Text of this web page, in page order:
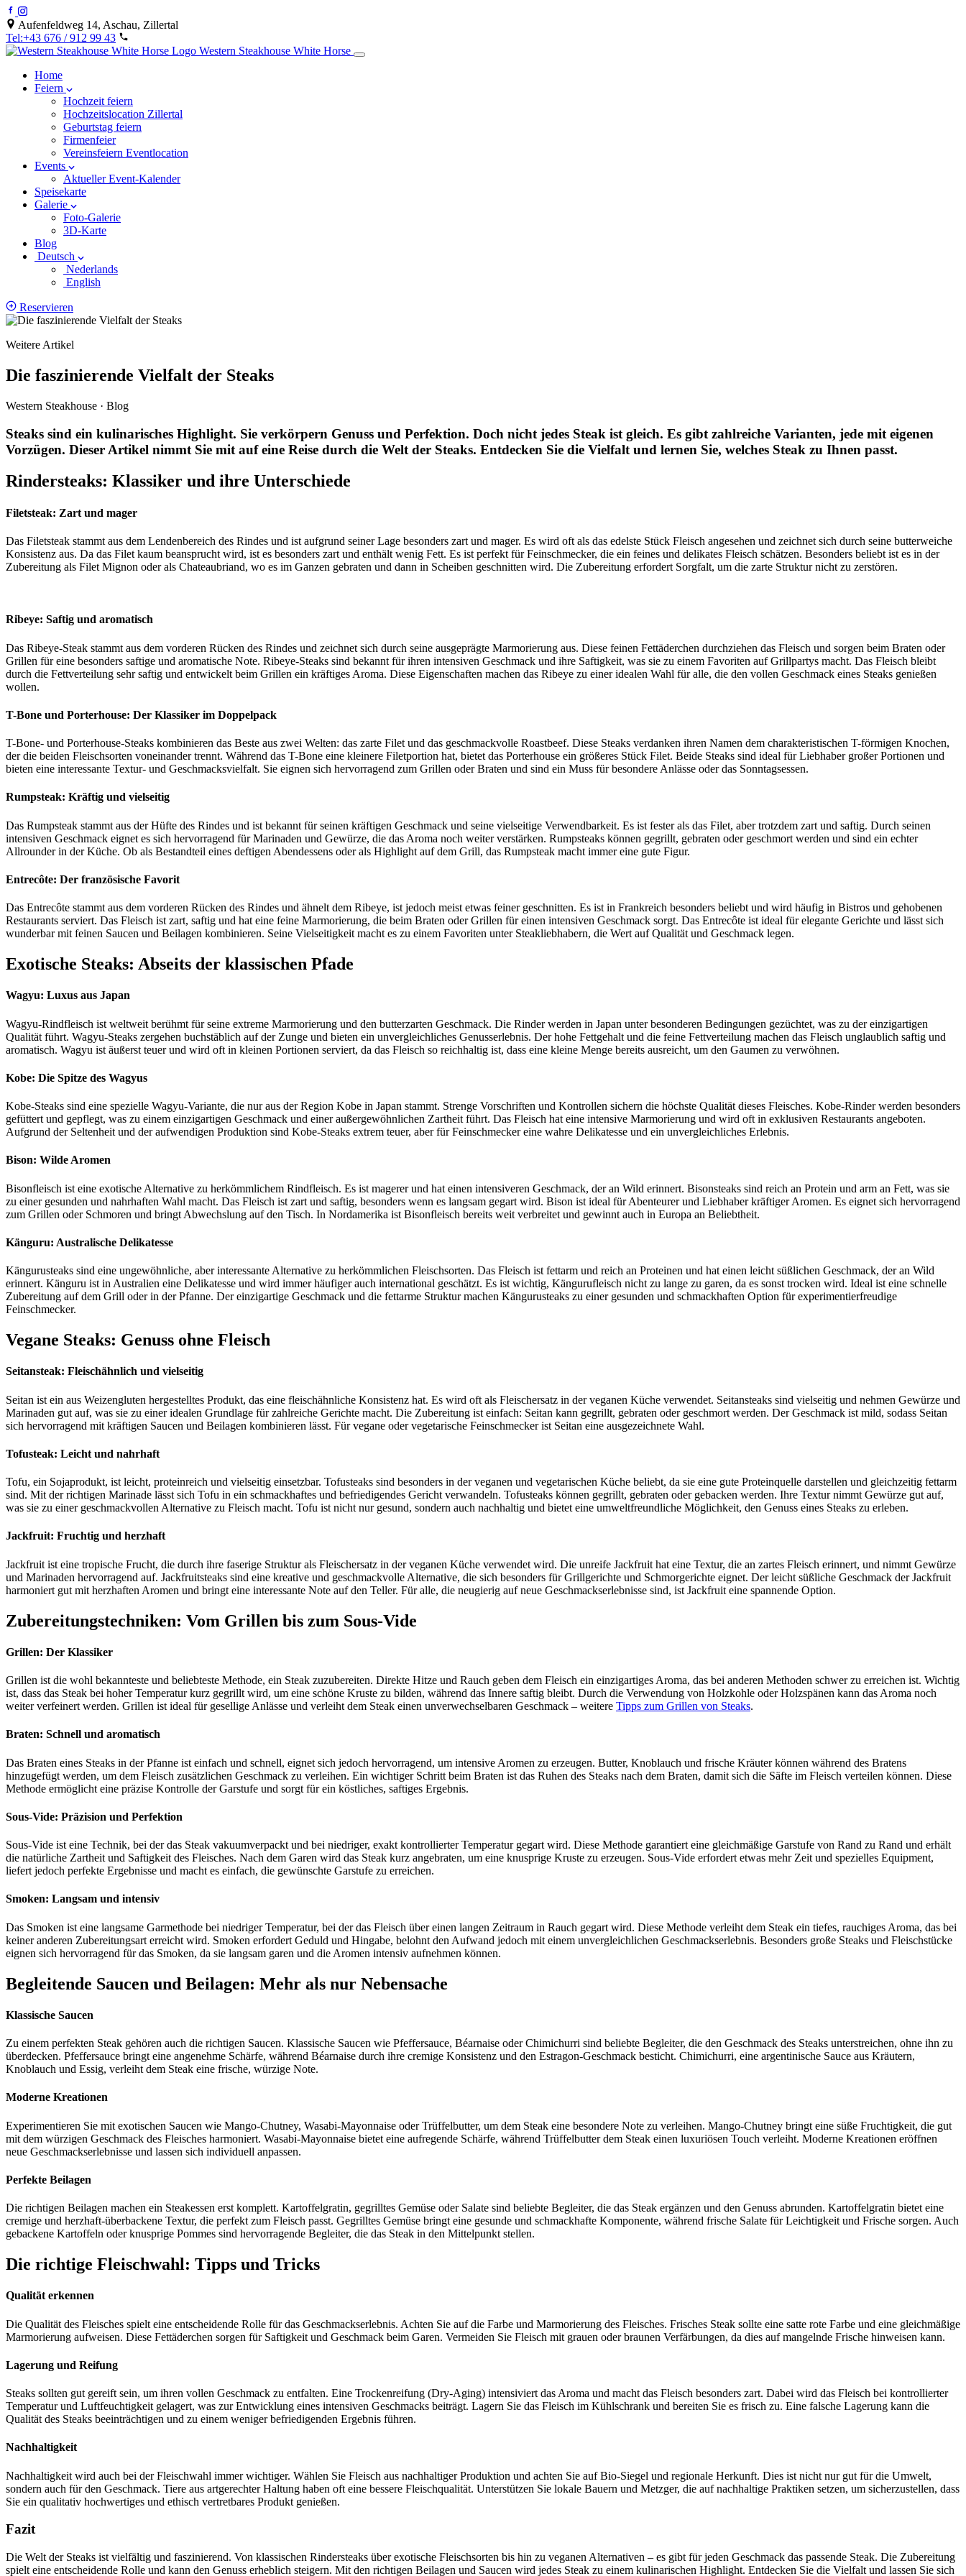
Aufenfeldweg 14, Aschau, Zillertal
Tel:+43 676 / 912 99 43
Western Steakhouse White Horse
Home
Feiern
Hochzeit feiern
Hochzeitslocation Zillertal
Geburtstag feiern
Firmenfeier
Vereinsfeiern Eventlocation
Events
Aktueller Event-Kalender
Speisekarte
Galerie
Foto-Galerie
3D-Karte
Blog
Deutsch
Nederlands
English
Reservieren
Weitere Artikel
Die faszinierende Vielfalt der Steaks
Western Steakhouse · Blog
Steaks sind ein kulinarisches Highlight. Sie verkörpern Genuss und Perfektion. Doch nicht jedes Steak ist gleich. Es gibt zahlreiche Varianten, jede mit eigenen
Vorzügen. Dieser Artikel nimmt Sie mit auf eine Reise durch die Welt der Steaks. Entdecken Sie die Vielfalt und lernen Sie, welches Steak zu Ihnen passt.
Rindersteaks: Klassiker und ihre Unterschiede
Filetsteak: Zart und mager
Das Filetsteak stammt aus dem Lendenbereich des Rindes und ist aufgrund seiner Lage besonders zart und mager. Es wird oft als das edelste Stück Fleisch angesehen und zeichnet sich durch seine butterweiche
Konsistenz aus. Da das Filet kaum beansprucht wird, ist es besonders zart und enthält wenig Fett. Es ist perfekt für Feinschmecker, die ein feines und delikates Fleisch schätzen. Besonders beliebt ist es in der
Zubereitung als Filet Mignon oder als Chateaubriand, wo es im Ganzen gebraten und dann in Scheiben geschnitten wird. Die Zubereitung erfordert Sorgfalt, um die zarte Struktur nicht zu zerstören.
Ribeye: Saftig und aromatisch
Das Ribeye-Steak stammt aus dem vorderen Rücken des Rindes und zeichnet sich durch seine ausgeprägte Marmorierung aus. Diese feinen Fettäderchen durchziehen das Fleisch und sorgen beim Braten oder
Grillen für eine besonders saftige und aromatische Note. Ribeye-Steaks sind bekannt für ihren intensiven Geschmack und ihre Saftigkeit, was sie zu einem Favoriten auf Grillpartys macht. Das Fleisch bleibt
durch die Fettverteilung sehr saftig und entwickelt beim Grillen ein kräftiges Aroma. Diese Eigenschaften machen das Ribeye zu einer idealen Wahl für alle, die den vollen Geschmack eines Steaks genießen
wollen.
T-Bone und Porterhouse: Der Klassiker im Doppelpack
T-Bone- und Porterhouse-Steaks kombinieren das Beste aus zwei Welten: das zarte Filet und das geschmackvolle Roastbeef. Diese Steaks verdanken ihren Namen dem charakteristischen T-förmigen Knochen,
der die beiden Fleischsorten voneinander trennt. Während das T-Bone eine kleinere Filetportion hat, bietet das Porterhouse ein größeres Stück Filet. Beide Steaks sind ideal für Liebhaber großer Portionen und
bieten eine interessante Textur- und Geschmacksvielfalt. Sie eignen sich hervorragend zum Grillen oder Braten und sind ein Muss für besondere Anlässe oder das Sonntagsessen.
Rumpsteak: Kräftig und vielseitig
Das Rumpsteak stammt aus der Hüfte des Rindes und ist bekannt für seinen kräftigen Geschmack und seine vielseitige Verwendbarkeit. Es ist fester als das Filet, aber trotzdem zart und saftig. Durch seinen
intensiven Geschmack eignet es sich hervorragend für Marinaden und Gewürze, die das Aroma noch weiter verstärken. Rumpsteaks können gegrillt, gebraten oder geschmort werden und sind ein echter
Allrounder in der Küche. Ob als Bestandteil eines deftigen Abendessens oder als Highlight auf dem Grill, das Rumpsteak macht immer eine gute Figur.
Entrecôte: Der französische Favorit
Das Entrecôte stammt aus dem vorderen Rücken des Rindes und ähnelt dem Ribeye, ist jedoch meist etwas feiner geschnitten. Es ist in Frankreich besonders beliebt und wird häufig in Bistros und gehobenen
Restaurants serviert. Das Fleisch ist zart, saftig und hat eine feine Marmorierung, die beim Braten oder Grillen für einen intensiven Geschmack sorgt. Das Entrecôte ist ideal für elegante Gerichte und lässt sich
wunderbar mit feinen Saucen und Beilagen kombinieren. Seine Vielseitigkeit macht es zu einem Favoriten unter Steakliebhabern, die Wert auf Qualität und Geschmack legen.
Exotische Steaks: Abseits der klassischen Pfade
Wagyu: Luxus aus Japan
Wagyu-Rindfleisch ist weltweit berühmt für seine extreme Marmorierung und den butterzarten Geschmack. Die Rinder werden in Japan unter besonderen Bedingungen gezüchtet, was zu der einzigartigen
Qualität führt. Wagyu-Steaks zergehen buchstäblich auf der Zunge und bieten ein unvergleichliches Genusserlebnis. Der hohe Fettgehalt und die feine Fettverteilung machen das Fleisch unglaublich saftig und
aromatisch. Wagyu ist äußerst teuer und wird oft in kleinen Portionen serviert, da das Fleisch so reichhaltig ist, dass eine kleine Menge bereits ausreicht, um den Gaumen zu verwöhnen.
Kobe: Die Spitze des Wagyus
Kobe-Steaks sind eine spezielle Wagyu-Variante, die nur aus der Region Kobe in Japan stammt. Strenge Vorschriften und Kontrollen sichern die höchste Qualität dieses Fleisches. Kobe-Rinder werden besonders
gefüttert und gepflegt, was zu einem einzigartigen Geschmack und einer außergewöhnlichen Zartheit führt. Das Fleisch hat eine intensive Marmorierung und wird oft in exklusiven Restaurants angeboten.
Aufgrund der Seltenheit und der aufwendigen Produktion sind Kobe-Steaks extrem teuer, aber für Feinschmecker eine wahre Delikatesse und ein unvergleichliches Erlebnis.
Bison: Wilde Aromen
Bisonfleisch ist eine exotische Alternative zu herkömmlichem Rindfleisch. Es ist magerer und hat einen intensiveren Geschmack, der an Wild erinnert. Bisonsteaks sind reich an Protein und arm an Fett, was sie
zu einer gesunden und nahrhaften Wahl macht. Das Fleisch ist zart und saftig, besonders wenn es langsam gegart wird. Bison ist ideal für Abenteurer und Liebhaber kräftiger Aromen. Es eignet sich hervorragend
zum Grillen oder Schmoren und bringt Abwechslung auf den Tisch. In Nordamerika ist Bisonfleisch bereits weit verbreitet und gewinnt auch in Europa an Beliebtheit.
Känguru: Australische Delikatesse
Kängurusteaks sind eine ungewöhnliche, aber interessante Alternative zu herkömmlichen Fleischsorten. Das Fleisch ist fettarm und reich an Proteinen und hat einen leicht süßlichen Geschmack, der an Wild
erinnert. Känguru ist in Australien eine Delikatesse und wird immer häufiger auch international geschätzt. Es ist wichtig, Kängurufleisch nicht zu lange zu garen, da es sonst trocken wird. Ideal ist eine schnelle
Zubereitung auf dem Grill oder in der Pfanne. Der einzigartige Geschmack und die fettarme Struktur machen Kängurusteaks zu einer gesunden und schmackhaften Option für experimentierfreudige
Feinschmecker.
Vegane Steaks: Genuss ohne Fleisch
Seitansteak: Fleischähnlich und vielseitig
Seitan ist ein aus Weizengluten hergestelltes Produkt, das eine fleischähnliche Konsistenz hat. Es wird oft als Fleischersatz in der veganen Küche verwendet. Seitansteaks sind vielseitig und nehmen Gewürze und
Marinaden gut auf, was sie zu einer idealen Grundlage für zahlreiche Gerichte macht. Die Zubereitung ist einfach: Seitan kann gegrillt, gebraten oder geschmort werden. Der Geschmack ist mild, sodass Seitan
sich hervorragend mit kräftigen Saucen und Beilagen kombinieren lässt. Für vegane oder vegetarische Feinschmecker ist Seitan eine ausgezeichnete Wahl.
Tofusteak: Leicht und nahrhaft
Tofu, ein Sojaprodukt, ist leicht, proteinreich und vielseitig einsetzbar. Tofusteaks sind besonders in der veganen und vegetarischen Küche beliebt, da sie eine gute Proteinquelle darstellen und gleichzeitig fettarm
sind. Mit der richtigen Marinade lässt sich Tofu in ein schmackhaftes und befriedigendes Gericht verwandeln. Tofusteaks können gegrillt, gebraten oder gebacken werden. Ihre Textur nimmt Gewürze gut auf,
was sie zu einer geschmackvollen Alternative zu Fleisch macht. Tofu ist nicht nur gesund, sondern auch nachhaltig und bietet eine umweltfreundliche Möglichkeit, den Genuss eines Steaks zu erleben.
Jackfruit: Fruchtig und herzhaft
Jackfruit ist eine tropische Frucht, die durch ihre faserige Struktur als Fleischersatz in der veganen Küche verwendet wird. Die unreife Jackfruit hat eine Textur, die an zartes Fleisch erinnert, und nimmt Gewürze
und Marinaden hervorragend auf. Jackfruitsteaks sind eine kreative und geschmackvolle Alternative, die sich besonders für Grillgerichte und Schmorgerichte eignet. Der leicht süßliche Geschmack der Jackfruit
harmoniert gut mit herzhaften Aromen und bringt eine interessante Note auf den Teller. Für alle, die neugierig auf neue Geschmackserlebnisse sind, ist Jackfruit eine spannende Option.
Zubereitungstechniken: Vom Grillen bis zum Sous-Vide
Grillen: Der Klassiker
Grillen ist die wohl bekannteste und beliebteste Methode, ein Steak zuzubereiten. Direkte Hitze und Rauch geben dem Fleisch ein einzigartiges Aroma, das bei anderen Methoden schwer zu erreichen ist. Wichtig
ist, dass das Steak bei hoher Temperatur kurz gegrillt wird, um eine schöne Kruste zu bilden, während das Innere saftig bleibt. Durch die Verwendung von Holzkohle oder Holzspänen kann das Aroma noch
weiter verfeinert werden. Grillen ist ideal für gesellige Anlässe und verleiht dem Steak einen unverwechselbaren Geschmack – weitere Tipps zum Grillen von Steaks.
Braten: Schnell und aromatisch
Das Braten eines Steaks in der Pfanne ist einfach und schnell, eignet sich jedoch hervorragend, um intensive Aromen zu erzeugen. Butter, Knoblauch und frische Kräuter können während des Bratens
hinzugefügt werden, um dem Fleisch zusätzlichen Geschmack zu verleihen. Ein wichtiger Schritt beim Braten ist das Ruhen des Steaks nach dem Braten, damit sich die Säfte im Fleisch verteilen können. Diese
Methode ermöglicht eine präzise Kontrolle der Garstufe und sorgt für ein köstliches, saftiges Ergebnis.
Sous-Vide: Präzision und Perfektion
Sous-Vide ist eine Technik, bei der das Steak vakuumverpackt und bei niedriger, exakt kontrollierter Temperatur gegart wird. Diese Methode garantiert eine gleichmäßige Garstufe von Rand zu Rand und erhält
die natürliche Zartheit und Saftigkeit des Fleisches. Nach dem Garen wird das Steak kurz angebraten, um eine knusprige Kruste zu erzeugen. Sous-Vide erfordert etwas mehr Zeit und spezielles Equipment,
liefert jedoch perfekte Ergebnisse und macht es einfach, die gewünschte Garstufe zu erreichen.
Smoken: Langsam und intensiv
Das Smoken ist eine langsame Garmethode bei niedriger Temperatur, bei der das Fleisch über einen langen Zeitraum in Rauch gegart wird. Diese Methode verleiht dem Steak ein tiefes, rauchiges Aroma, das bei
keiner anderen Zubereitungsart erreicht wird. Smoken erfordert Geduld und Hingabe, belohnt den Aufwand jedoch mit einem unvergleichlichen Geschmackserlebnis. Besonders große Steaks und Fleischstücke
eignen sich hervorragend für das Smoken, da sie langsam garen und die Aromen intensiv aufnehmen können.
Begleitende Saucen und Beilagen: Mehr als nur Nebensache
Klassische Saucen
Zu einem perfekten Steak gehören auch die richtigen Saucen. Klassische Saucen wie Pfeffersauce, Béarnaise oder Chimichurri sind beliebte Begleiter, die den Geschmack des Steaks unterstreichen, ohne ihn zu
überdecken. Pfeffersauce bringt eine angenehme Schärfe, während Béarnaise durch ihre cremige Konsistenz und den Estragon-Geschmack besticht. Chimichurri, eine argentinische Sauce aus Kräutern,
Knoblauch und Essig, verleiht dem Steak eine frische, würzige Note.
Moderne Kreationen
Experimentieren Sie mit exotischen Saucen wie Mango-Chutney, Wasabi-Mayonnaise oder Trüffelbutter, um dem Steak eine besondere Note zu verleihen. Mango-Chutney bringt eine süße Fruchtigkeit, die gut
mit dem würzigen Geschmack des Fleisches harmoniert. Wasabi-Mayonnaise bietet eine aufregende Schärfe, während Trüffelbutter dem Steak einen luxuriösen Touch verleiht. Moderne Kreationen eröffnen
neue Geschmackserlebnisse und lassen sich individuell anpassen.
Perfekte Beilagen
Die richtigen Beilagen machen ein Steakessen erst komplett. Kartoffelgratin, gegrilltes Gemüse oder Salate sind beliebte Begleiter, die das Steak ergänzen und den Genuss abrunden. Kartoffelgratin bietet eine
cremige und herzhaft-überbackene Textur, die perfekt zum Fleisch passt. Gegrilltes Gemüse bringt eine gesunde und schmackhafte Komponente, während frische Salate für Leichtigkeit und Frische sorgen. Auch
gebackene Kartoffeln oder knusprige Pommes sind hervorragende Begleiter, die das Steak in den Mittelpunkt stellen.
Die richtige Fleischwahl: Tipps und Tricks
Qualität erkennen
Die Qualität des Fleisches spielt eine entscheidende Rolle für das Geschmackserlebnis. Achten Sie auf die Farbe und Marmorierung des Fleisches. Frisches Steak sollte eine satte rote Farbe und eine gleichmäßige
Marmorierung aufweisen. Diese Fettäderchen sorgen für Saftigkeit und Geschmack beim Garen. Vermeiden Sie Fleisch mit grauen oder braunen Verfärbungen, da dies auf mangelnde Frische hinweisen kann.
Lagerung und Reifung
Steaks sollten gut gereift sein, um ihren vollen Geschmack zu entfalten. Eine Trockenreifung (Dry-Aging) intensiviert das Aroma und macht das Fleisch besonders zart. Dabei wird das Fleisch bei kontrollierter
Temperatur und Luftfeuchtigkeit gelagert, was zur Entwicklung eines intensiven Geschmacks beiträgt. Lagern Sie das Fleisch im Kühlschrank und bereiten Sie es frisch zu. Eine falsche Lagerung kann die
Qualität des Steaks beeinträchtigen und zu einem weniger befriedigenden Ergebnis führen.
Nachhaltigkeit
Nachhaltigkeit wird auch bei der Fleischwahl immer wichtiger. Wählen Sie Fleisch aus nachhaltiger Produktion und achten Sie auf Bio-Siegel und regionale Herkunft. Dies ist nicht nur gut für die Umwelt,
sondern auch für den Geschmack. Tiere aus artgerechter Haltung haben oft eine bessere Fleischqualität. Unterstützen Sie lokale Bauern und Metzger, die auf nachhaltige Praktiken setzen, um sicherzustellen, dass
Sie ein qualitativ hochwertiges und ethisch vertretbares Produkt genießen.
Fazit
Die Welt der Steaks ist vielfältig und faszinierend. Von klassischen Rindersteaks über exotische Fleischsorten bis hin zu veganen Alternativen – es gibt für jeden Geschmack das passende Steak. Die Zubereitung
spielt eine entscheidende Rolle und kann den Genuss erheblich steigern. Mit den richtigen Beilagen und Saucen wird jedes Steak zu einem kulinarischen Highlight. Entdecken Sie die Vielfalt und lassen Sie sich